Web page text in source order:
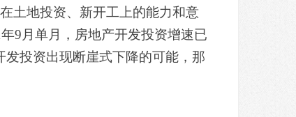
土地投资、新开工上的能力和意
9月单月，房地产开发投资增速已
投资出现断崖式下降的可能，那